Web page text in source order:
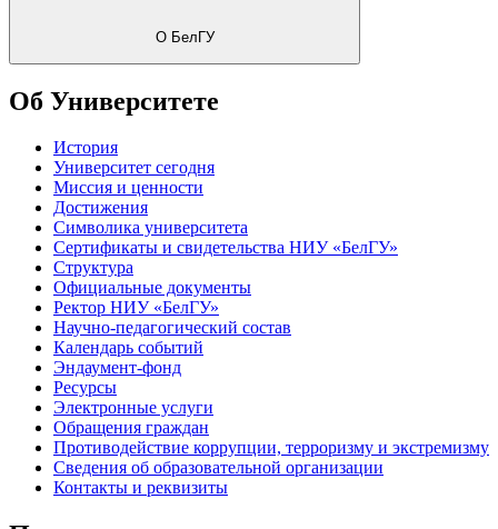
О БелГУ
Об Университете
История
Университет сегодня
Миссия и ценности
Достижения
Символика университета
Сертификаты и свидетельства НИУ «БелГУ»
Структура
Официальные документы
Ректор НИУ «БелГУ»
Научно-педагогический состав
Календарь событий
Эндаумент-фонд
Ресурсы
Электронные услуги
Обращения граждан
Противодействие коррупции, терроризму и экстремизму
Сведения об образовательной организации
Контакты и реквизиты